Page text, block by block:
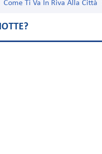
Come Ti Va In Riva Alla Città